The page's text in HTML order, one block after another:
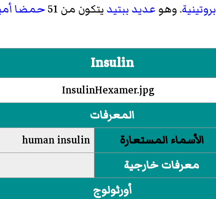
بروتينية. وهوعديد ببتيد يتكون من 51 حمضا
Insulin
المعرفات
الأسماء المستعارة
human insulin
معرفات خارجية
أورثولوج